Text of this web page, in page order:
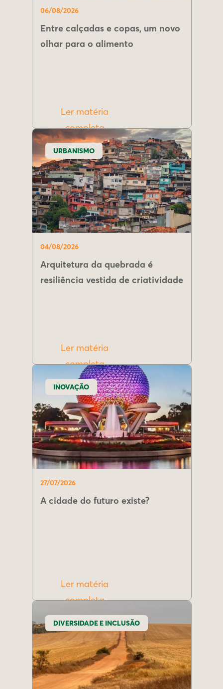
06/08/2026
Entre calçadas e copas, um novo
olhar para o alimento
Ler matéria
completa
URBANISMO
04/08/2026
Arquitetura da quebrada é
resiliência vestida de criatividade
Ler matéria
completa
INOVAÇÃO
27/07/2026
A cidade do futuro existe?
Ler matéria
completa
DIVERSIDADE E INCLUSÃO